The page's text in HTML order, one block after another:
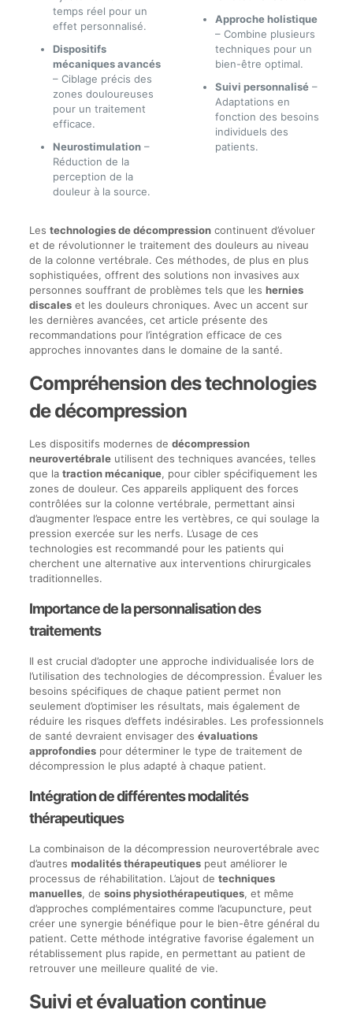
temps réel pour un
effet personnalisé.
Dispositifs
mécaniques avancés
– Ciblage précis des
zones douloureuses
pour un traitement
efficace.
Neurostimulation–
Réduction de la
perception de la
douleur à la source.
Approche holistique
– Combine plusieurs
techniques pour un
bien-être optimal.
Suivi personnalisé–
Adaptations en
fonction des besoins
individuels des
patients.
Les technologies de décompressioncontinuent d’évoluer
et de révolutionner le traitement des douleurs au niveau
de la colonne vertébrale. Ces méthodes, de plus en plus
sophistiquées, offrent des solutions non invasives aux
personnes souffrant de problèmes tels que les hernies
discaleset les douleurs chroniques. Avec un accent sur
les dernières avancées, cet article présente des
recommandations pour l’intégration efficace de ces
approches innovantes dans le domaine de la santé.
Compréhension des technologies
de décompression
Les dispositifs modernes de décompression
neurovertébraleutilisent des techniques avancées, telles
que la traction mécanique, pour cibler spécifiquement les
zones de douleur. Ces appareils appliquent des forces
contrôlées sur la colonne vertébrale, permettant ainsi
d’augmenter l’espace entre les vertèbres, ce qui soulage la
pression exercée sur les nerfs. L’usage de ces
technologies est recommandé pour les patients qui
cherchent une alternative aux interventions chirurgicales
traditionnelles.
Importance de la personnalisation des
traitements
Il est crucial d’adopter une approche individualisée lors de
l’utilisation des technologies de décompression. Évaluer les
besoins spécifiques de chaque patient permet non
seulement d’optimiser les résultats, mais également de
réduire les risques d’effets indésirables. Les professionnels
de santé devraient envisager des évaluations
approfondiespour déterminer le type de traitement de
décompression le plus adapté à chaque patient.
Intégration de différentes modalités
thérapeutiques
La combinaison de la décompression neurovertébrale avec
d’autres modalités thérapeutiquespeut améliorer le
processus de réhabilitation. L’ajout de techniques
manuelles, de soins physiothérapeutiques, et même
d’approches complémentaires comme l’acupuncture, peut
créer une synergie bénéfique pour le bien-être général du
patient. Cette méthode intégrative favorise également un
rétablissement plus rapide, en permettant au patient de
retrouver une meilleure qualité de vie.
Suivi et évaluation continue